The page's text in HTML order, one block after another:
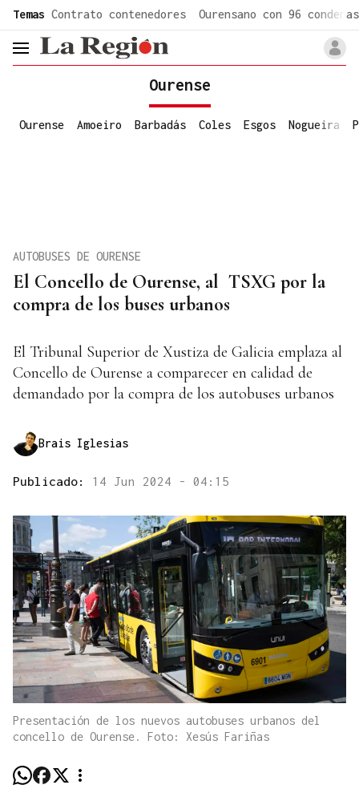
Temas Contrato contenedores Ourensano con 96 condenas
header.menu.open
Ourense
Ourense Amoeiro Barbadás Coles Esgos Nogueira
El Concello de Ourense, al TSXG por la
compra de los buses urbanos
AUTOBUSES DE OURENSE
El Tribunal Superior de Xustiza de Galicia emplaza al
Concello de Ourense a comparecer en calidad de
demandado por la compra de los autobuses urbanos
Brais Iglesias
Publicado: 14 Jun 2024 - 04:15
Presentación de los nuevos autobuses urbanos del
concello de Ourense. Foto: Xesús Fariñas